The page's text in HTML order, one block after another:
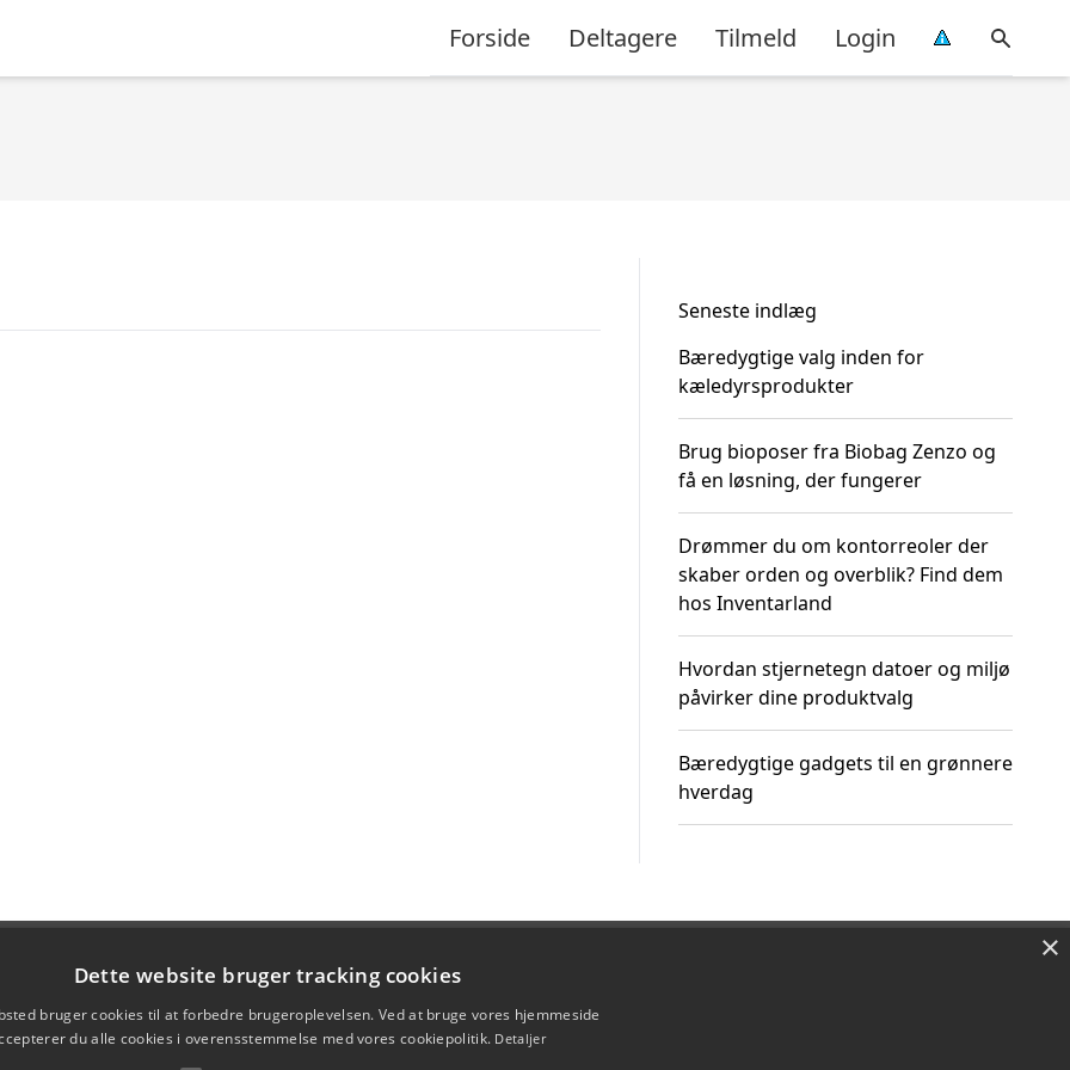
Forside Deltagere Tilmeld Login
Seneste indlæg
Bæredygtige valg inden for
kæledyrsprodukter
Brug bioposer fra Biobag Zenzo og
få en løsning, der fungerer
Drømmer du om kontorreoler der
skaber orden og overblik? Find dem
hos Inventarland
Hvordan stjernetegn datoer og miljø
påvirker dine produktvalg
Bæredygtige gadgets til en grønnere
hverdag
×
Dette website bruger tracking cookies
bruger cookies til at forbedre brugeroplevelsen. Ved at bruge vores hjemmeside
du alle cookies i overensstemmelse med vores cookiepolitik. Detaljer